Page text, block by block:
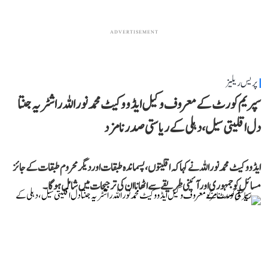
ADVERTISEMENT
پریس ریلیز
سپریم کورٹ کے معروف وکیل ایڈووکیٹ محمد نور اللہ راشٹریہ جنتا
دل اقلیتی سیل، دہلی کے ریاستی صدر نامزد
ایڈووکیٹ محمد نور اللہ نے کہا کہ اقلیتوں، پسماندہ طبقات اور دیگر محروم طبقات کے جائز
مسائل کو جمہوری اور آئینی طریقے سے اٹھانا ان کی ترجیحات میں شامل ہوگا۔